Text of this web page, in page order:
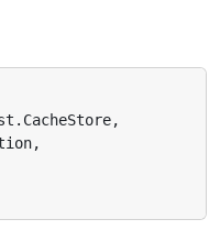
. CacheStore,
,